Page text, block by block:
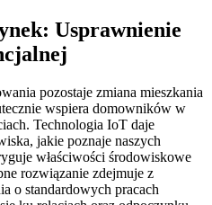
Usprawnienie
pozostaje zmiana mieszkania
wspiera domowników w
Technologia IoT daje
jakie poznaje naszych
właściwości środowiskowe
rozwiązanie zdejmuje z
o standardowych pracach